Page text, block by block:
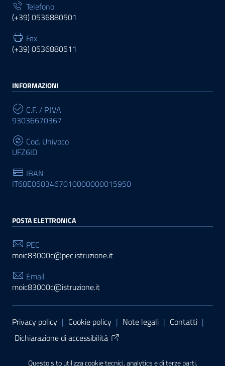
Questo sito utilizza cookie tecnici, analytics e di terze parti.
Telefono
(+39) 0536880501
Fax
(+39) 0536880511
INFORMAZIONI
C.F. / P.IVA
93036670367
Cod. Univoco
UFZ6ID
IBAN
IT68E0503467010000000015950
POSTA ELETTRONICA
PEC
moic83000c@pec.istruzione.it
Email
moic83000c@istruzione.it
Sezione Link Utili
Privacy policy | Cookie policy | Note legali | Contatti |
Dichiarazione di accessibilità